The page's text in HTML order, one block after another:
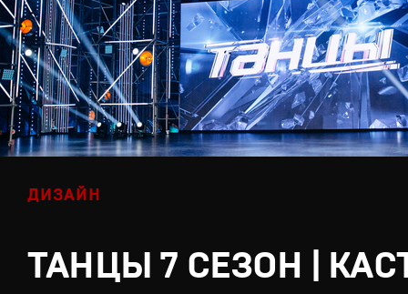
ДИЗАЙН
ТАНЦЫ 7 СЕЗОН |